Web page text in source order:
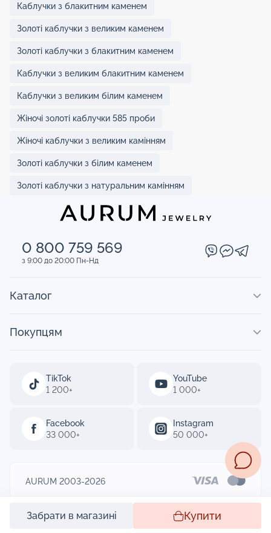
Забрати в магазині Купити
Каблучки з блакитним каменем
Золоті каблучки з великим каменем
Золоті каблучки з блакитним каменем
Каблучки з великим блакитним каменем
Каблучки з великим білим каменем
Жіночі золоті каблучки 585 проби
Жіночі каблучки з великим камінням
Золоті каблучки з білим каменем
Золоті каблучки з натуральним камінням
0 800 759 569
з 9:00 до 20:00 Пн-Нд
TikTok
1 200+
YouTube
1 000+
Facebook
33 000+
Instagram
50 000+
Каталог
Покупцям
AURUM 2003-2026